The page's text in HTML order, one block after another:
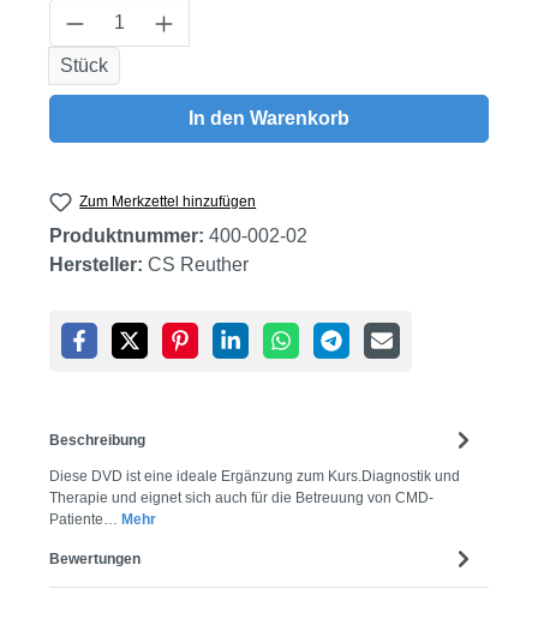
Produkt Anzahl: Gib den gewünschten
Stück
In den Warenkorb
Zum Merkzettel hinzufügen
Produktnummer: 400-002-02
Hersteller: CS Reuther
Beschreibung
Diese DVD ist eine ideale Ergänzung zum Kurs.Diagnostik und
Therapie und eignet sich auch für die Betreuung von CMD-
Patiente… Mehr
Bewertungen